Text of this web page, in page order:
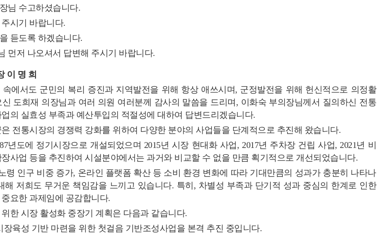
님 수고하셨습니다.
시기 바랍니다.
듣도록 하겠습니다.
먼저 나오셔서 답변해 주시기 바랍니다.
이 명 희
속에서도 군민의 복리 증진과 지역발전을 위해 항상 애쓰시며, 군정발전을 위해 헌신적으로 의정활
도희재 의장님과 여러 의원 여러분께 감사의 말씀을 드리며, 이화숙 부의장님께서 질의하신 전통
의 실효성 부족과 예산투입의 적절성에 대하여 답변드리겠습니다.
전통시장의 경쟁력 강화를 위하여 다양한 분야의 사업들을 단계적으로 추진해 왔습니다.
년도에 정기시장으로 개설되었으며 2015년 시장 현대화 사업, 2017년 주차장 건립 사업, 2021년 비
사업 등을 추진하여 시설분야에서는 과거와 비교할 수 없을 만큼 획기적으로 개선되었습니다.
령 인구 비중 증가, 온라인 플랫폼 확산 등 소비 환경 변화에 따라 기대만큼의 성과가 충분히 나타나
해 저희도 무거운 책임감을 느끼고 있습니다. 특히, 차별성 부족과 단기적 성과 중심의 한계로 인한
요한 과제임에 공감합니다.
한 시장 활성화 중장기 계획은 다음과 같습니다.
장육성 기반 마련을 위한 첫걸음 기반조성사업을 본격 추진 중입니다.